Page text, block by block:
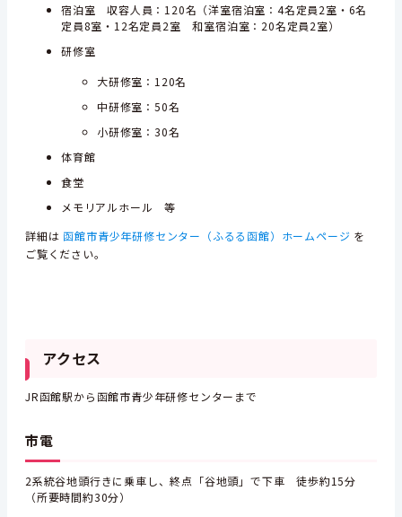
宿泊室 収容人員：120名（洋室宿泊室：4名定員2室・6名
定員8室・12名定員2室 和室宿泊室：20名定員2室）
研修室
大研修室：120名
中研修室：50名
小研修室：30名
体育館
食堂
メモリアルホール 等
詳細は 函館市青少年研修センター（ふるる函館）ホームページ を
ご覧ください。
アクセス
JR函館駅から函館市青少年研修センターまで
市電
2系統谷地頭行きに乗車し、終点「谷地頭」で下車 徒歩約15分
（所要時間約30分）